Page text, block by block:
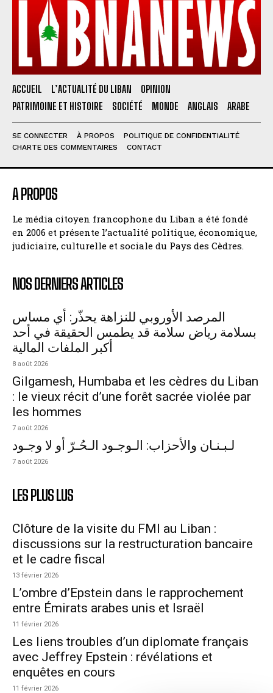
ACCUEIL L’ACTUALITÉ DU LIBAN
OPINION
PATRIMOINE ET HISTOIRE
SOCIÉTÉ MONDE ANGLAIS ARABE
SE CONNECTER À PROPOS
POLITIQUE DE CONFIDENTIALITÉ
CHARTE DES COMMENTAIRES
CONTACT
A PROPOS
Le média citoyen francophone du Liban a été fondé
en 2006 et présente l’actualité politique, économique,
judiciaire, culturelle et sociale du Pays des Cèdres.
NOS DERNIERS ARTICLES
المرصد الأوروبي للنزاهة يحذّر: أي مساس
بسلامة رياض سلامة قد يطمس الحقيقة في أحد
أكبر الملفات المالية
8 août 2026
Gilgamesh, Humbaba et les cèdres du Liban
: le vieux récit d’une forêt sacrée violée par
les hommes
7 août 2026
لـبـنـان والأحزاب: الـوجـود الـحُـرّ أو لا وجـود
7 août 2026
LES PLUS LUS
Clôture de la visite du FMI au Liban :
discussions sur la restructuration bancaire
et le cadre fiscal
13 février 2026
L’ombre d’Epstein dans le rapprochement
entre Émirats arabes unis et Israël
11 février 2026
Les liens troubles d’un diplomate français
avec Jeffrey Epstein : révélations et
enquêtes en cours
11 février 2026